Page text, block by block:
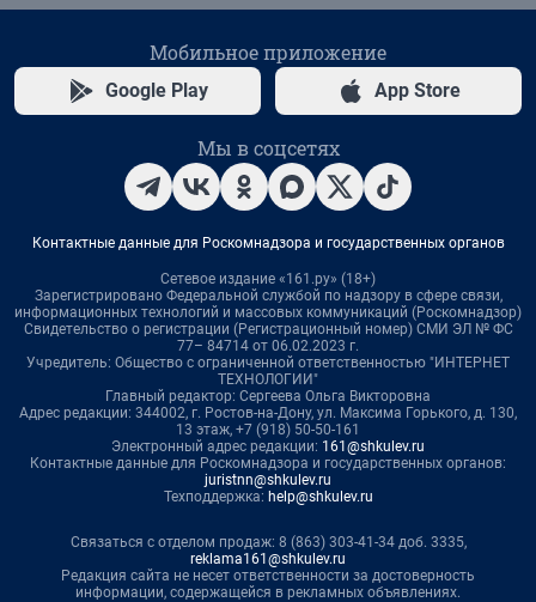
Мобильное приложение
Google Play App Store
Мы в соцсетях
Контактные данные для Роскомнадзора и государственных органов
Сетевое издание «161.ру» (18+)
Зарегистрировано Федеральной службой по надзору в сфере связи,
информационных технологий и массовых коммуникаций (Роскомнадзор)
Свидетельство о регистрации (Регистрационный номер) СМИ ЭЛ № ФС
77– 84714 от 06.02.2023 г.
Учредитель: Общество с ограниченной ответственностью "ИНТЕРНЕТ
ТЕХНОЛОГИИ"
Главный редактор: Сергеева Ольга Викторовна
Адрес редакции: 344002, г. Ростов-на-Дону, ул. Максима Горького, д. 130,
13 этаж, +7 (918) 50-50-161
Электронный адрес редакции: 161@shkulev.ru
Контактные данные для Роскомнадзора и государственных органов:
juristnn@shkulev.ru
Техподдержка: help@shkulev.ru
Связаться с отделом продаж: 8 (863) 303-41-34 доб. 3335,
reklama161@shkulev.ru
Редакция сайта не несет ответственности за достоверность
информации, содержащейся в рекламных объявлениях.